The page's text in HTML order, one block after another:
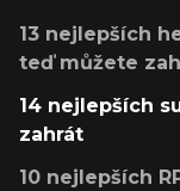
13 nejlepších
teď můžete
14 nejlepších
zahrát
10 nejlepších